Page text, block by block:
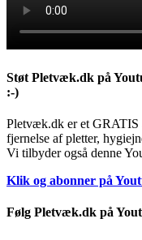
Støt Pletvæk.dk på
:-)
Pletvæk.dk er et GRATIS
fjernelse af pletter,
Vi tilbyder også denne
Klik og abonner på
Følg Pletvæk.dk på